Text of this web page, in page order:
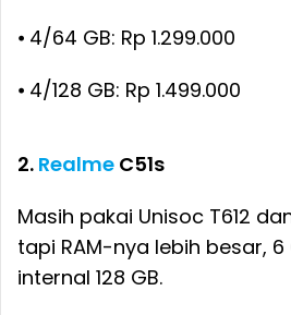
⦁ 4/64 GB: Rp 1.299.000
⦁ 4/128 GB: Rp 1.499.000
2. Realme C51s
Masih pakai Unisoc T612
tapi RAM-nya lebih besar,
internal 128 GB.